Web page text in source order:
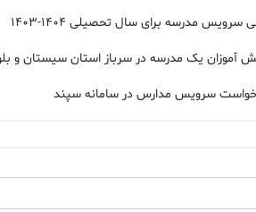
مدرسه برای سال تحصیلی ۱۴۰۴-۱۴۰۳
آموزان یک مدرسه در سرباز استان سیستان و
سرویس مدارس در سامانه سپند